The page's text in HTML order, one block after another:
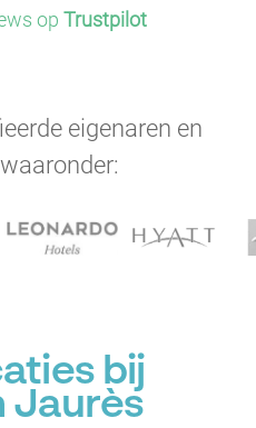
op Trustpilot
eigenaren en
bij
Jaurès